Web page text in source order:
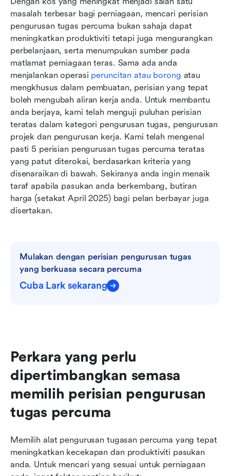
masalah terbesar bagi perniagaan, mencari perisian
pengurusan tugas percuma bukan sahaja dapat
meningkatkan produktiviti tetapi juga mengurangkan
perbelanjaan, serta menumpukan sumber pada
matlamat perniagaan teras. Sama ada anda
menjalankan operasi peruncitan atau borong atau
mengkhusus dalam pembuatan, perisian yang tepat
boleh mengubah aliran kerja anda. Untuk membantu
anda berjaya, kami telah menguji puluhan perisian
teratas dalam kategori pengurusan tugas, pengurusan
projek dan pengurusan kerja. Kami telah mengenal
pasti 5 perisian pengurusan tugas percuma teratas
yang patut diterokai, berdasarkan kriteria yang
disenaraikan di bawah. Sekiranya anda ingin menaik
taraf apabila pasukan anda berkembang, butiran
harga (setakat April 2025) bagi pelan berbayar juga
disertakan.
Mulakan dengan perisian pengurusan tugas
yang berkuasa secara percuma
Cuba Lark sekarang
Perkara yang perlu
dipertimbangkan semasa
memilih perisian pengurusan
tugas percuma
Memilih alat pengurusan tugasan percuma yang tepat
meningkatkan kecekapan dan produktiviti pasukan
anda. Untuk mencari yang sesuai untuk perniagaan